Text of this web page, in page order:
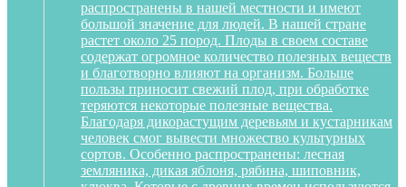
распространены в нашей местности и имеют
большой значение для людей. В нашей стране
растет около 25 пород. Плоды в своем составе
содержат огромное количество полезных веществ
и благотворно влияют на организм. Больше
пользы приносит свежий плод, при обработке
теряются некоторые полезные вещества.
Благодаря дикорастущим деревьям и кустарникам
человек смог вывести множество культурных
сортов. Особенно распространены: лесная
земляника, дикая яблоня, рябина, шиповник,